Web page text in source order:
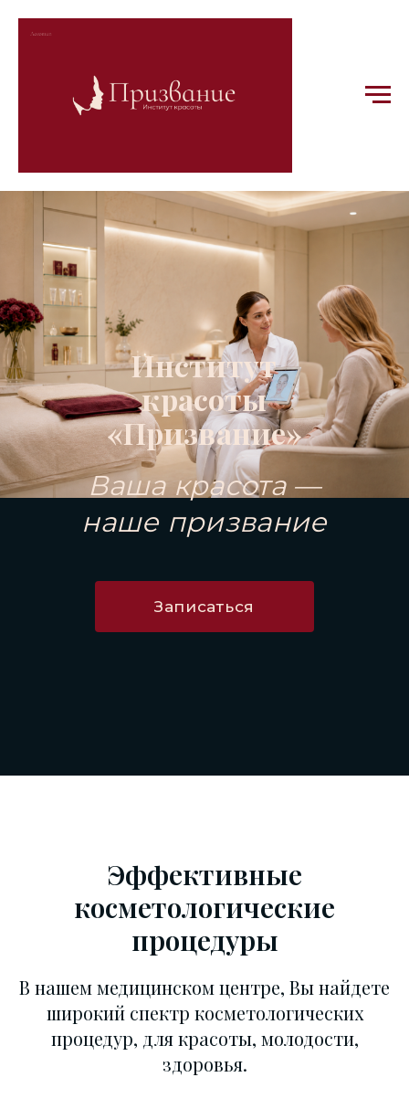
Институт
красоты
«Призвание»
Ваша красота —
наше призвание
Записаться
Эффективные
косметологические
процедуры
В нашем медицинском центре, Вы найдете
широкий спектр косметологических
процедур, для красоты, молодости,
здоровья.